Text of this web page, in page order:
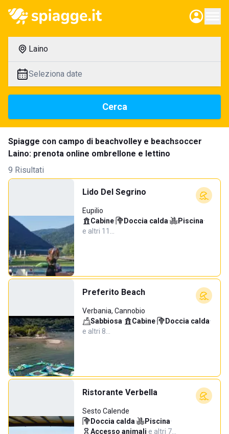
Laino
Seleziona date
Cerca
Spiagge con campo di beachvolley e beachsoccer
Laino: prenota online ombrellone e lettino
9 Risultati
Lido Del Segrino
Eupilio
Cabine· Doccia calda· Piscina·
e altri 11…
Preferito Beach
Verbania, Cannobio
Sabbiosa· Cabine· Doccia calda·
e altri 8…
Ristorante Verbella
Sesto Calende
Doccia calda· Piscina·
Accesso animali·e altri 7…